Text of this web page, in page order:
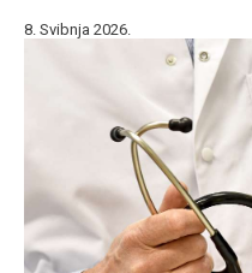
8. Svibnja 2026.